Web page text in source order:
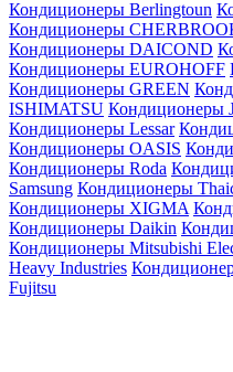
Кондиционеры Berlingtoun
Кондиционеры
Кондиционеры DAICOND
Кондиционеры EUROHOFF
Кондиционеры GREEN
ISHIMATSU Кондиционеры
Кондиционеры Lessar
Кондиционеры OASIS
Кондиционеры Roda
Samsung Кондиционеры
Кондиционеры XIGMA
Кондиционеры Daikin
Кондиционеры Mitsubishi
Heavy Industries
Fujitsu